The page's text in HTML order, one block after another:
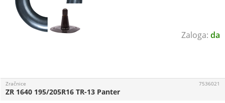
da
Zračnice
ZR 1640 195/205R16 TR-13 Panter
7536021